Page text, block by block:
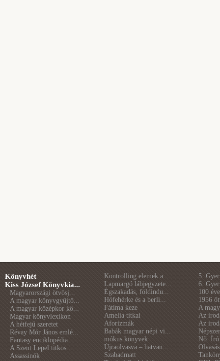
Könyvhét
Kiss József Könyvkia...
Magyarországi ötvösj...
A magyar könyvgyűjtő...
A magyar középkor kö...
Magyar könyvlexikon
A hétfejű szeretet
Révay Mór János emlé...
Fantasy enciklopédia...
A Szent Lepel titkos...
Assassinók
Kontrolling elemek a...
Lapmargó lábjegyzete...
Égszakadás, földindu...
Hófehérke és a berli...
Fátima keze
Amelia titkai
Aforizmák
Babák magyar népi vi...
mókus könyvek
Újraolvasva – hatvan...
Szabadmatt
5.
6.
100
1956
A
Az
Az
Nő.